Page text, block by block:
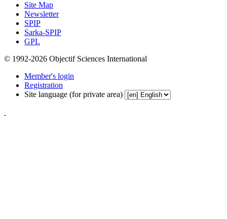
Site Map
Newsletter
SPIP
Sarka-SPIP
GPL
© 1992-2026 Objectif Sciences International
Member's login
Registration
Site language (for private area)